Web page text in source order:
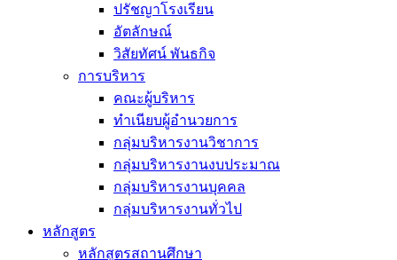
ปรัชญาโรงเรียน
อัตลักษณ์
วิสัยทัศน์ พันธกิจ
การบริหาร
คณะผู้บริหาร
ทำเนียบผู้อำนวยการ
กลุ่มบริหารงานวิชาการ
กลุ่มบริหารงานงบประมาณ
กลุ่มบริหารงานบุคคล
กลุ่มบริหารงานทั่วไป
หลักสูตร
หลักสูตรสถานศึกษา